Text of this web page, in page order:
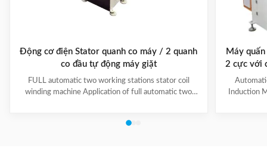
Động cơ điện Stator quanh co máy / 2 quanh
co đầu tự động máy giặt
FULL automatic two working stations stator coil
winding machine Application of full automatic two
poles, 4 poles and 6poles coils winding. 1. Main
Máy
2 cực với
Induction